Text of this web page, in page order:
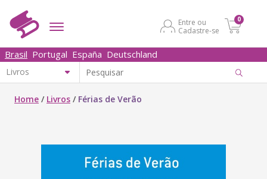
Entre ou
Cadastre-se
0
Brasil Portugal España Deutschland
Home / Livros / Férias de Verão